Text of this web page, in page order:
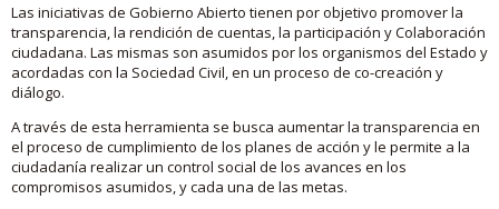
Las iniciativas de Gobierno Abierto tienen por objetivo promover la
transparencia, la rendición de cuentas, la participación y Colaboración
ciudadana. Las mismas son asumidos por los organismos del Estado y
acordadas con la Sociedad Civil, en un proceso de co-creación y
diálogo.
A través de esta herramienta se busca aumentar la transparencia en
el proceso de cumplimiento de los planes de acción y le permite a la
ciudadanía realizar un control social de los avances en los
compromisos asumidos, y cada una de las metas.